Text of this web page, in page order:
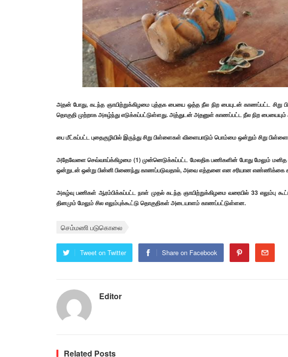
அதன் போது, கடந்த ஞாயிற்றுக்கிழமை புத்தக பையை ஒத்த நீல நிற பையுடன் காணப்பட்ட சிறு
தொகுதி முற்றாக அகழ்ந்து எடுக்கப்பட்டுள்ளது. அத்துடன் அதனுள் காணப்பட்ட நீல நிற பையையும்
பை மீட்கப்பட்ட புதைகுழியில் இருந்து சிறு பிள்ளைகள் விளையாடும் பொம்மை ஒன்றும் சிறு
அதேவேளை செவ்வாய்க்கிழமை (1) முன்னெடுக்கப்பட்ட மேலதிக பணிகளின் போது மேலும்
ஒன்றுடன் ஒன்று பின்னி பிணைந்து காணப்படுவதால், அவை எத்தனை என சரியான எண்ணிக்கை கூற
அகழ்வு பணிகள் ஆரம்பிக்கப்பட்ட நாள் முதல் கடந்த ஞாயிற்றுக்கிழமை வரையில் 33
தினமும் மேலும் சில எலும்புக்கூட்டு தொகுதிகள் அடையாளம் காணப்பட்டுள்ளன.
செம்மணி படுகொலை
Tweet on Twitter Share on Facebook
Editor
Related Posts